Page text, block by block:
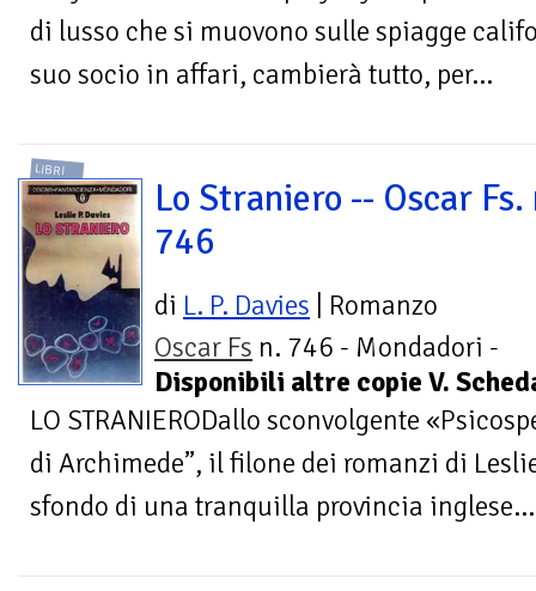
di lusso che si muovono sulle spiagge
suo socio in affari, cambierà tutto, per...
LIBRI
Lo Straniero -- Oscar Fs.
746
di L. P. Davies | Romanzo
Oscar Fs n. 746 - Mondadori -
Disponibili altre copie V.
LO STRANIERODallo sconvolgente
di Archimede”, il filone dei romanzi di
sfondo di una tranquilla provincia